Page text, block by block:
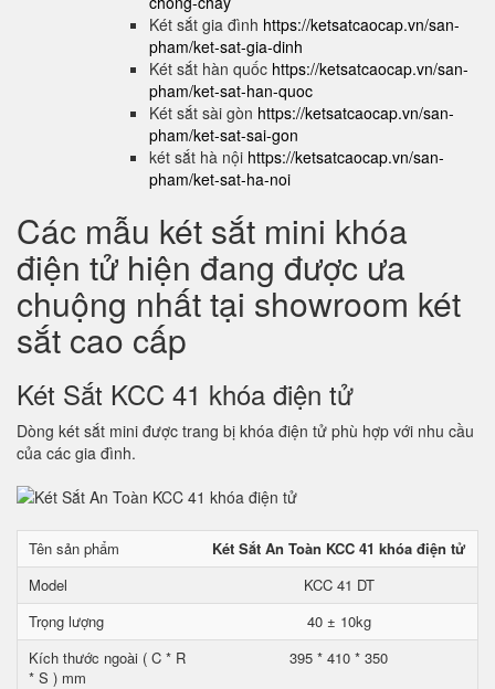
Két sắt gia đình https://ketsatcaocap.vn/san-
pham/ket-sat-gia-dinh
Két sắt hàn quốc https://ketsatcaocap.vn/san-
pham/ket-sat-han-quoc
Két sắt sài gòn https://ketsatcaocap.vn/san-
pham/ket-sat-sai-gon
két sắt hà nội https://ketsatcaocap.vn/san-
pham/ket-sat-ha-noi
Các mẫu két sắt mini khóa
điện tử hiện đang được ưa
chuộng nhất tại showroom két
sắt cao cấp
Két Sắt KCC 41 khóa điện tử
Dòng két sắt mini được trang bị khóa điện tử phù hợp với nhu cầu
của các gia đình.
Tên sản phẩm
Két Sắt An Toàn KCC 41 khóa điện tử
Model
KCC 41 DT
Trọng lượng
40 ± 10kg
Kích thước ngoài ( C * R
* S ) mm
395 * 410 * 350